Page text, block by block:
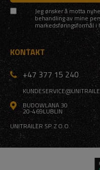
Jeg ønsker å motta
behandling av mine
markedsføringsformål i
KONTAKT
+47 377 15 240
BUDOWLANA 30
20-469LUBLIN
UNITRAILER SP. Z O.O.